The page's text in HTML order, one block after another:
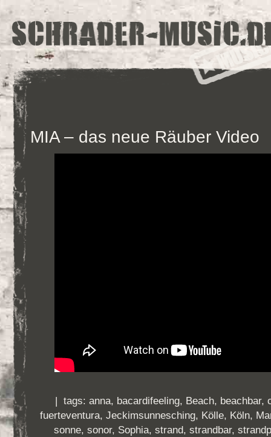
MIA – das neue Räuber Video
| tags: anna, bacardifeeling, Beach, beachbar,
fuerteventura, Jeckimsunnesching, Kölle, Köln,
sonne,sonor, Sophia,strand,strandbar,